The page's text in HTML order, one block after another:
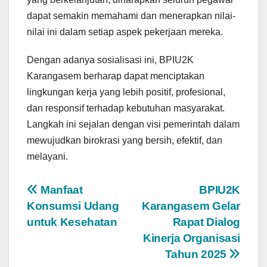
dapat semakin memahami dan menerapkan nilai-
nilai ini dalam setiap aspek pekerjaan mereka.
Dengan adanya sosialisasi ini, BPIU2K
Karangasem berharap dapat menciptakan
lingkungan kerja yang lebih positif, profesional,
dan responsif terhadap kebutuhan masyarakat.
Langkah ini sejalan dengan visi pemerintah dalam
mewujudkan birokrasi yang bersih, efektif, dan
melayani.
Post
navigation
BPIU2K
Karangasem Gelar
Rapat Dialog
Kinerja Organisasi
Tahun 2025
Manfaat
Konsumsi Udang
untuk Kesehatan